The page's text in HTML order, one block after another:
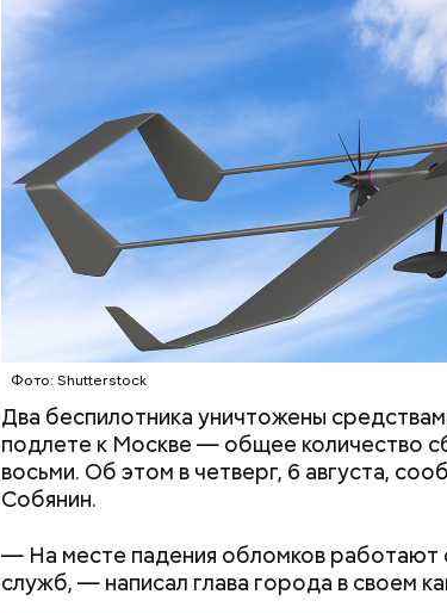
Фото: Shutterstock
Два беспилотника уничтожены
подлете к Москве — общее количество
восьми. Об этом в четверг, 6 августа,
Собянин.
— На месте падения обломков работают
служб, — написал глава города в своем
В пресс-службе Министерства обороны
противовоздушной обороны в течение
ликвидировали 200 дронов ВСУ.
над Брянской, Белгородской, Рязанской,
Липецкой областями, Московским
Крымом, Башкирией, Татарстаном и над